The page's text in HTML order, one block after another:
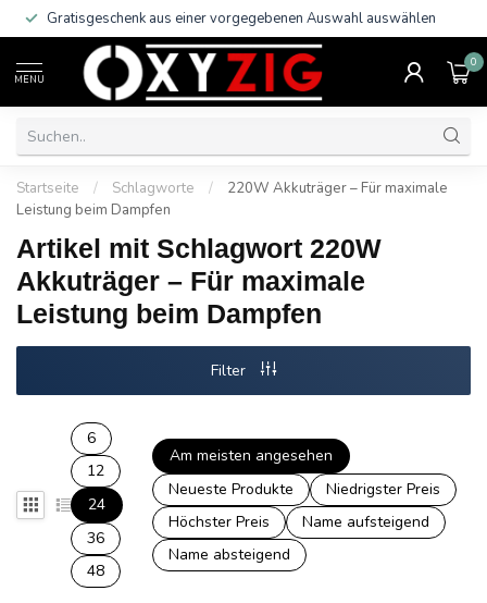
Gratisgeschenk aus einer vorgegebenen Auswahl auswählen
MENU
0
Startseite / Schlagworte /
220W Akkuträger – Für maximale
Leistung beim Dampfen
Artikel mit Schlagwort 220W
Akkuträger – Für maximale
Leistung beim Dampfen
Filter
6
12
24
36
48
Am meisten angesehen
Neueste Produkte
Niedrigster Preis
Höchster Preis
Name aufsteigend
Name absteigend